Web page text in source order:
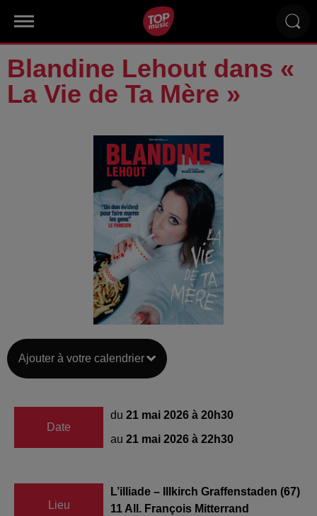
Blandine Lehout dans «
La Vie de Ta Mère »
Ajouter à votre calendrier
Date
du 21 mai 2026 à 20h30
au 21 mai 2026 à 22h30
Lieu
L’illiade – Illkirch Graffenstaden (67)
11 All. François Mitterrand